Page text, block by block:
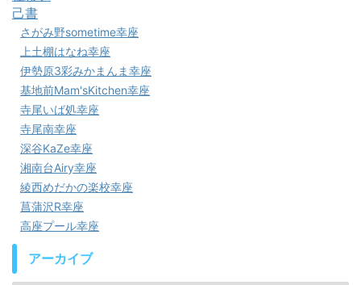
己書
さがみ野sometime幸座
上土棚はなね幸座
伊勢原3彩みかまんま幸座
基地前Mam'sKitchen幸座
寺尾いば処幸座
寺尾南幸座
深谷KaZe幸座
湘南台Airy幸座
綾西めだかの楽校幸座
菖蒲沢R幸座
高座プール幸座
アーカイブ